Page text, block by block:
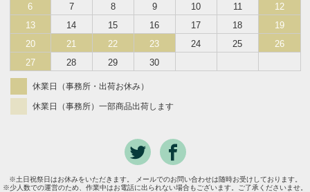
6
7 8 9 10 11
12
13
14 15 16 17 18
19
20
21 22 23 24 25
26
27
28 29 30
休業日（事務所・出荷お休み）
休業日（事務所）一部商品出荷します
※土日祝祭日はお休みをいただきます。 メールでのお問い合わせは随時お受けしております。
※少人数での運営のため、作業中はお電話に出られない場合もございます。ご了承くださいませ。